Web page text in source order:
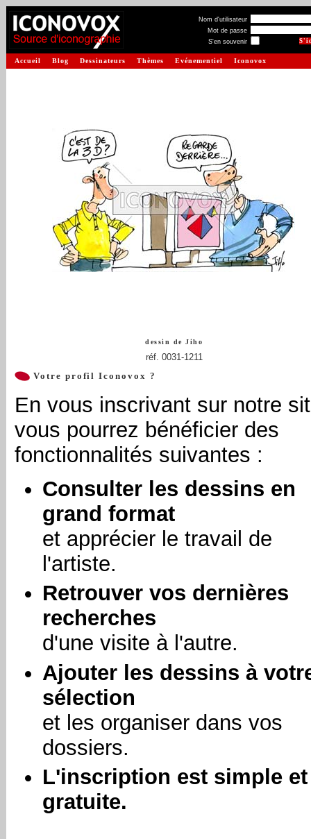
Nom d'utilisateur
Mot de passe
S'en souvenir
Accueil Blog Dessinateurs Thèmes Evénementiel Iconovox
dessin de Jiho
réf. 0031-1211
Votre profil Iconovox ?
En vous inscrivant sur notre
vous pourrez bénéficier des
fonctionnalités suivantes :
Consulter les dessins en
grand format
et apprécier le travail de
l'artiste.
Retrouver vos dernières
recherches
d'une visite à l'autre.
Ajouter les dessins à
sélection
et les organiser dans vos
dossiers.
L'inscription est simple et
gratuite.